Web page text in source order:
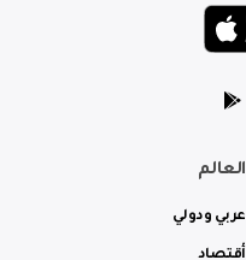
العالم
عربي ودولي
أقتصاد